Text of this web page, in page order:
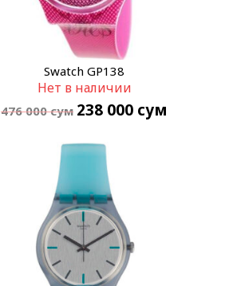
Swatch GP138
Нет в наличии
476 000сум 238 000 сум